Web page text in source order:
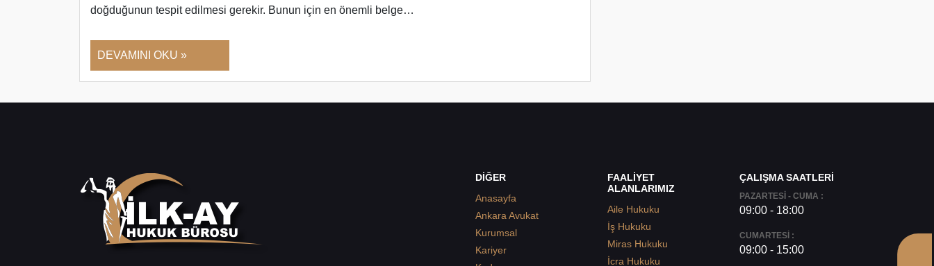
doğduğunun tespit edilmesi gerekir. Bunun için en önemli belge…
DEVAMINI OKU »
DİĞER
Anasayfa
Ankara Avukat
Kurumsal
Kariyer
FAALİYET
ALANLARIMIZ
Aile Hukuku
İş Hukuku
Miras Hukuku
İcra Hukuku
ÇALIŞMA SAATLERİ
PAZARTESİ - CUMA :
09:00 - 18:00
CUMARTESİ :
09:00 - 15:00